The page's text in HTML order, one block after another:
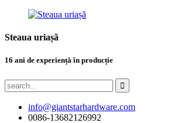
Steaua uriașă
16 ani de experiență în producție
info@giantstarhardware.com
0086-13682126992